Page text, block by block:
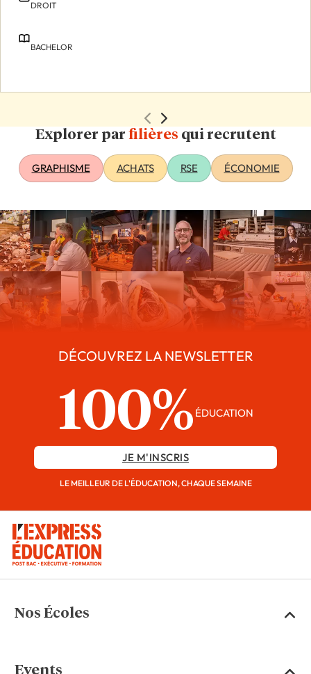
DROIT
BACHELOR
Explorer par filières qui recrutent
GRAPHISME ACHATS RSE ÉCONOMIE
DÉCOUVREZ LA NEWSLETTER
100% ÉDUCATION
JE M'INSCRIS
LE MEILLEUR DE L'ÉDUCATION, CHAQUE SEMAINE
Nos Écoles
Events